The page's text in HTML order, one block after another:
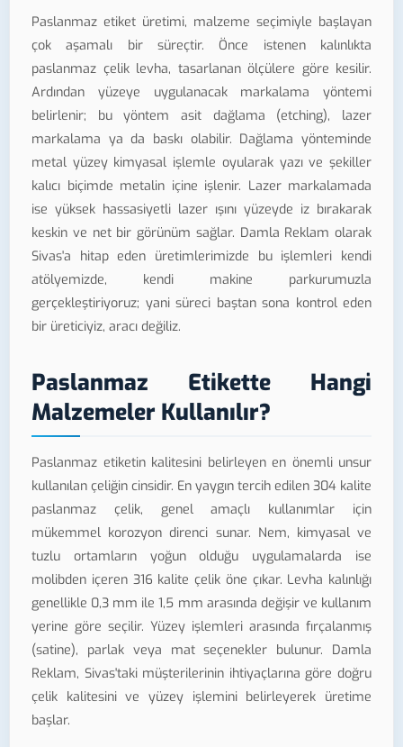
Paslanmaz etiket üretimi, malzeme seçimiyle başlayan
çok aşamalı bir süreçtir. Önce istenen kalınlıkta
paslanmaz çelik levha, tasarlanan ölçülere göre kesilir.
Ardından yüzeye uygulanacak markalama yöntemi
belirlenir; bu yöntem asit dağlama (etching), lazer
markalama ya da baskı olabilir. Dağlama yönteminde
metal yüzey kimyasal işlemle oyularak yazı ve şekiller
kalıcı biçimde metalin içine işlenir. Lazer markalamada
ise yüksek hassasiyetli lazer ışını yüzeyde iz bırakarak
keskin ve net bir görünüm sağlar. Damla Reklam olarak
Sivas'a hitap eden üretimlerimizde bu işlemleri kendi
atölyemizde, kendi makine parkurumuzla
gerçekleştiriyoruz; yani süreci baştan sona kontrol eden
bir üreticiyiz, aracı değiliz.
Paslanmaz Etikette Hangi
Malzemeler Kullanılır?
Paslanmaz etiketin kalitesini belirleyen en önemli unsur
kullanılan çeliğin cinsidir. En yaygın tercih edilen 304 kalite
paslanmaz çelik, genel amaçlı kullanımlar için
mükemmel korozyon direnci sunar. Nem, kimyasal ve
tuzlu ortamların yoğun olduğu uygulamalarda ise
molibden içeren 316 kalite çelik öne çıkar. Levha kalınlığı
genellikle 0,3 mm ile 1,5 mm arasında değişir ve kullanım
yerine göre seçilir. Yüzey işlemleri arasında fırçalanmış
(satine), parlak veya mat seçenekler bulunur. Damla
Reklam, Sivas'taki müşterilerinin ihtiyaçlarına göre doğru
çelik kalitesini ve yüzey işlemini belirleyerek üretime
başlar.